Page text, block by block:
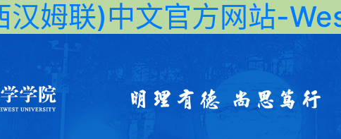
汉姆联)中文官方网站-